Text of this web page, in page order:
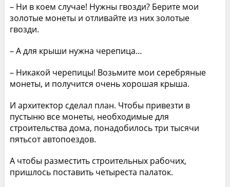
– Ни в коем случае! Нужны гвозди? Берите мои
золотые монеты и отливайте из них золотые
гвозди.
– А для крыши нужна черепица…
– Никакой черепицы! Возьмите мои серебряные
монеты, и получится очень хорошая крыша.
И архитектор сделал план. Чтобы привезти в
пустыню все монеты, необходимые для
строительства дома, понадобилось три тысячи
пятьсот автопоездов.
А чтобы разместить строительных рабочих,
пришлось поставить четыреста палаток.